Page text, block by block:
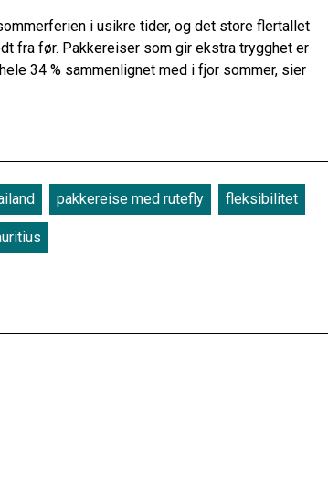
i usikre tider, og det store flertallet
fra før. Pakkereiser som gir ekstra trygghet er
34 % sammenlignet med i fjor sommer, sier
pakkereise med rutefly fleksibilitet